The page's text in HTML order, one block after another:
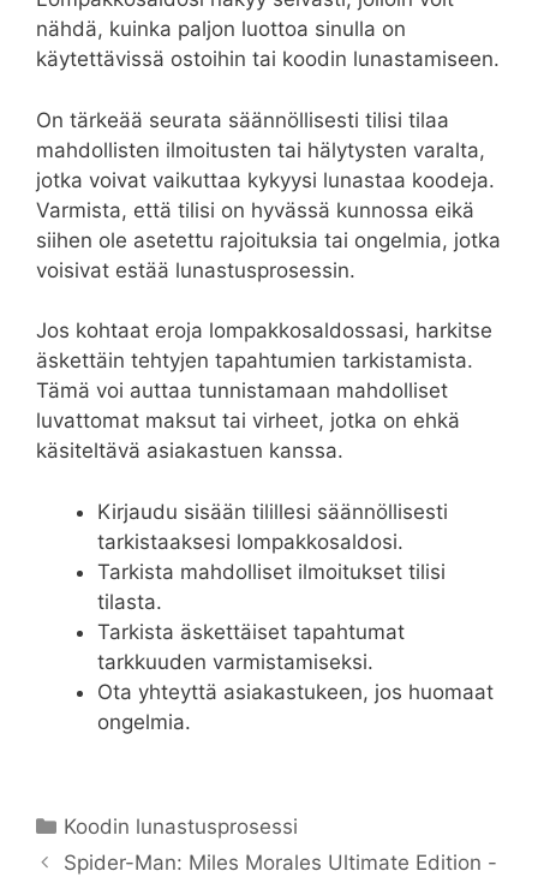
nähdä, kuinka paljon luottoa sinulla on
käytettävissä ostoihin tai koodin lunastamiseen.
On tärkeää seurata säännöllisesti tilisi tilaa
mahdollisten ilmoitusten tai hälytysten varalta,
jotka voivat vaikuttaa kykyysi lunastaa koodeja.
Varmista, että tilisi on hyvässä kunnossa eikä
siihen ole asetettu rajoituksia tai ongelmia, jotka
voisivat estää lunastusprosessin.
Jos kohtaat eroja lompakkosaldossasi, harkitse
äskettäin tehtyjen tapahtumien tarkistamista.
Tämä voi auttaa tunnistamaan mahdolliset
luvattomat maksut tai virheet, jotka on ehkä
käsiteltävä asiakastuen kanssa.
Kirjaudu sisään tilillesi säännöllisesti
tarkistaaksesi lompakkosaldosi.
Tarkista mahdolliset ilmoitukset tilisi
tilasta.
Tarkista äskettäiset tapahtumat
tarkkuuden varmistamiseksi.
Ota yhteyttä asiakastukeen, jos huomaat
ongelmia.
Categories
Koodin lunastusprosessi
Spider-Man: Miles Morales Ultimate Edition -